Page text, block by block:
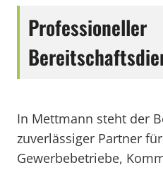
Professioneller
In Mettmann steht der
zuverlässiger Partner
Gewerbebetriebe,